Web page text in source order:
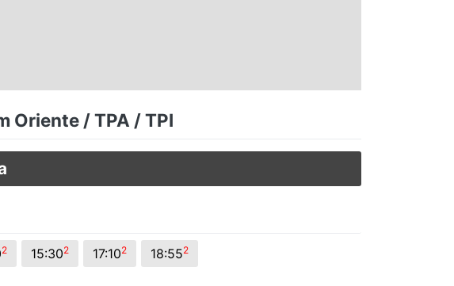
Oriente / TPA / TPI
2 15:302 17:102 18:552